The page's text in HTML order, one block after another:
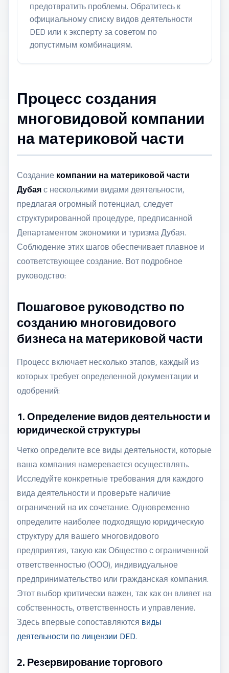
предотвратить проблемы. Обратитесь к
официальному списку видов деятельности
DED или к эксперту за советом по
допустимым комбинациям.
Процесс создания
многовидовой компании
на материковой части
Созданиекомпании на материковой части
Дубаяс несколькими видами деятельности,
предлагая огромный потенциал, следует
структурированной процедуре, предписанной
Департаментом экономики и туризма Дубая.
Соблюдение этих шагов обеспечивает плавное и
соответствующее создание. Вот подробное
руководство:
Пошаговое руководство по
созданию многовидового
бизнеса на материковой части
Процесс включает несколько этапов, каждый из
которых требует определенной документации и
одобрений:
1. Определение видов деятельности и
юридической структуры
Четко определите все виды деятельности, которые
ваша компания намеревается осуществлять.
Исследуйте конкретные требования для каждого
вида деятельности и проверьте наличие
ограничений на их сочетание. Одновременно
определите наиболее подходящую юридическую
структуру для вашего многовидового
предприятия, такую как Общество с ограниченной
ответственностью (ООО), индивидуальное
предпринимательство или гражданская компания.
Этот выбор критически важен, так как он влияет на
собственность, ответственность и управление.
Здесь впервые сопоставляются виды
деятельности по лицензии DED.
2. Резервирование торгового